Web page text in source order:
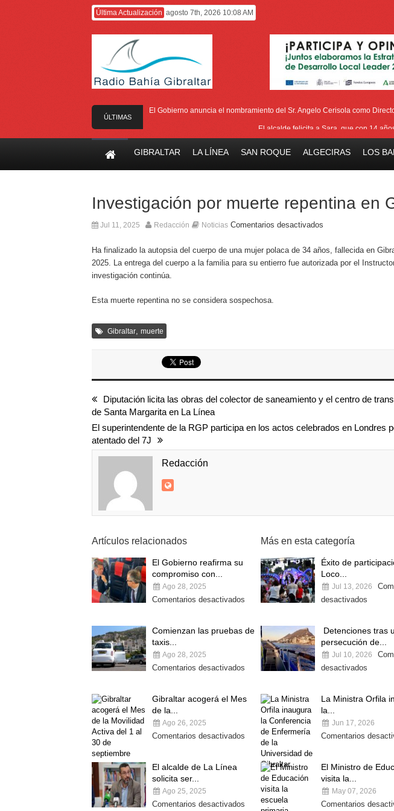
Última Actualización agosto 7th, 2026 10:08 AM
ÚLTIMAS
NOTICIAS
El Gobierno anuncia el nombramiento del Sr. Angelo Cerisola como
El alcalde felicita a Sara, que con 14
GIBRALTAR LA LÍNEA SAN ROQUE ALGECIRAS LOS
Investigación por muerte repentina en
Jul 11, 2025 Redacción Noticias Comentarios desactivados
Ha finalizado la autopsia del cuerpo de una mujer polaca de 34 años, fallecida en
2025. La entrega del cuerpo a la familia para su entierro fue autorizada por el
investigación continúa.
Esta muerte repentina no se considera sospechosa.
Gibraltar, muerte
Diputación licita las obras del colector de saneamiento y el centro de
de Santa Margarita en La Línea
El superintendente de la RGP participa en los actos celebrados en Londres
atentado del 7J
Redacción
Artículos relacionados
El Gobierno reafirma su
compromiso con...
Ago 28, 2025
Comentarios desactivados
Comienzan las pruebas de
taxis...
Ago 28, 2025
Comentarios desactivados
Gibraltar acogerá el Mes
de la...
Ago 26, 2025
Comentarios desactivados
El alcalde de La Línea
solicita ser...
Ago 25, 2025
Comentarios desactivados
Más en esta categoría
Éxito de
Loco...
Jul 13, 2026
desactivados
Detenciones tras
persecución de...
Jul 10, 2026
desactivados
La Ministra Orfila
la...
Jun 17, 2026
Comentarios
El Ministro de
visita la...
May 07, 2026
Comentarios